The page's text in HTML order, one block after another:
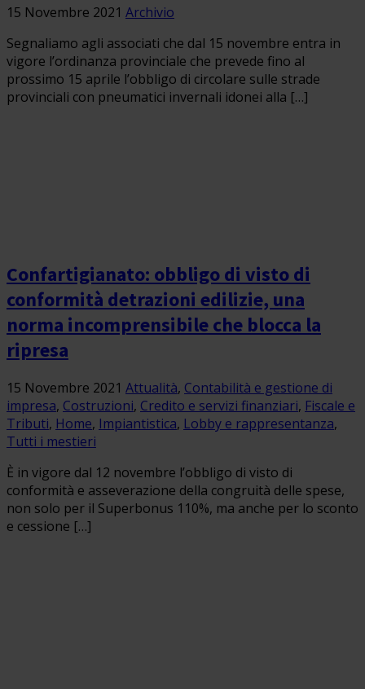
15 Novembre 2021 Archivio
Segnaliamo agli associati che dal 15 novembre entra in
vigore l’ordinanza provinciale che prevede fino al
prossimo 15 aprile l’obbligo di circolare sulle strade
provinciali con pneumatici invernali idonei alla […]
Confartigianato: obbligo di visto di
conformità detrazioni edilizie, una
norma incomprensibile che blocca la
ripresa
15 Novembre 2021 Attualità, Contabilità e gestione di
impresa, Costruzioni, Credito e servizi finanziari, Fiscale e
Tributi, Home, Impiantistica, Lobby e rappresentanza,
Tutti i mestieri
È in vigore dal 12 novembre l’obbligo di visto di
conformità e asseverazione della congruità delle spese,
non solo per il Superbonus 110%, ma anche per lo sconto
e cessione […]